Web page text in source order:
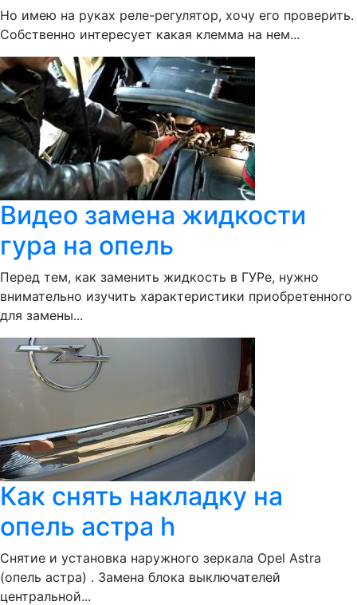
Но имею на руках реле-регулятор, хочу его проверить.
Собственно интересует какая клемма на нем...
Видео замена жидкости
гура на опель
Перед тем, как заменить жидкость в ГУРе, нужно
внимательно изучить характеристики приобретенного
для замены...
Как снять накладку на
опель астра h
Снятие и установка наружного зеркала Opel Astra
(опель астра) . Замена блока выключателей
центральной...